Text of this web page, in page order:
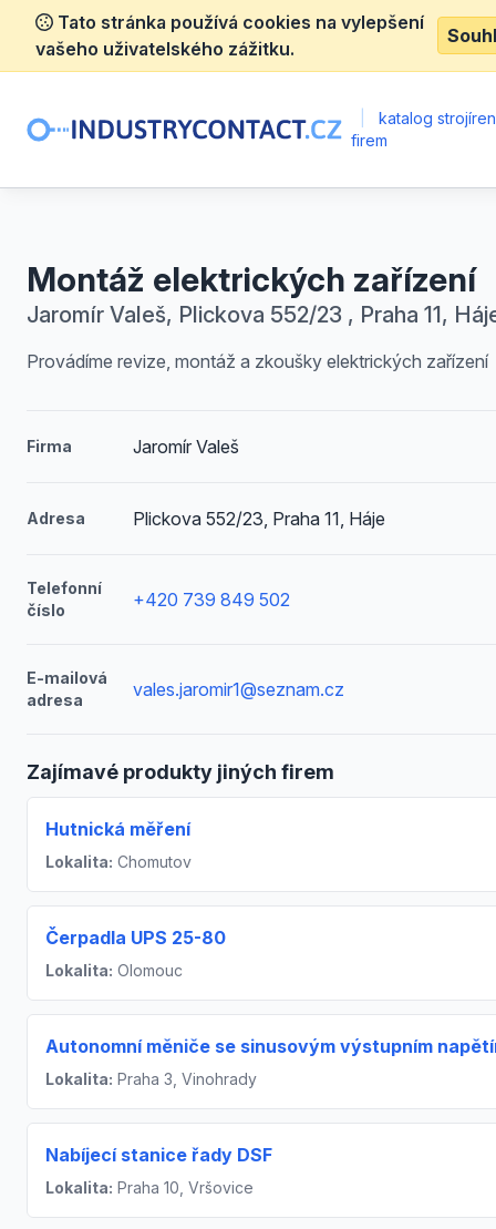
Tato stránka používá cookies na vylepšení
vašeho uživatelského zážitku.
katalog
firem
Montáž elektrických zařízení
Jaromír Valeš, Plickova 552/23 , Praha 11,
Provádíme revize, montáž a zkoušky elektrických zařízení
Firma Jaromír Valeš
Adresa Plickova 552/23, Praha 11, Háje
Telefonní
číslo
+420 739 849 502
E-mailová
adresa
vales.jaromir1@seznam.cz
Zajímavé produkty jiných firem
Hutnická měření
Lokalita: Chomutov
Čerpadla UPS 25-80
Lokalita: Olomouc
Autonomní měniče se sinusovým výstupním
Lokalita: Praha 3, Vinohrady
Nabíjecí stanice řady DSF
Lokalita: Praha 10, Vršovice